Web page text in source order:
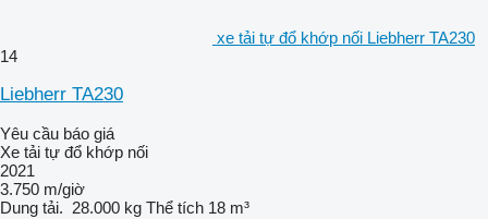
xe tải tự đổ khớp nối Liebherr TA230
14
Liebherr TA230
Yêu cầu báo giá
Xe tải tự đổ khớp nối
2021
3.750 m/giờ
Dung tải. 28.000 kg Thể tích 18 m³